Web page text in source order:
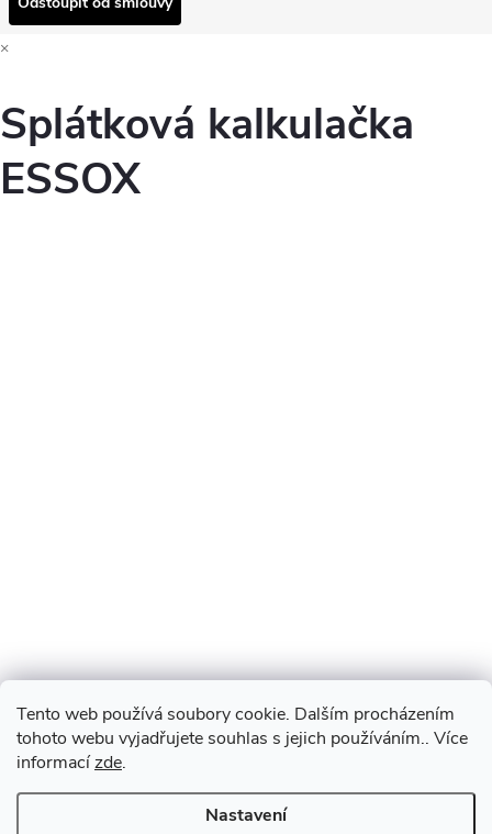
Tento web používá soubory cookie. Dalším procházením
tohoto webu vyjadřujete souhlas s jejich používáním.. Více
informacízde.
Nastavení
×
Splátková kalkulačka
ESSOX